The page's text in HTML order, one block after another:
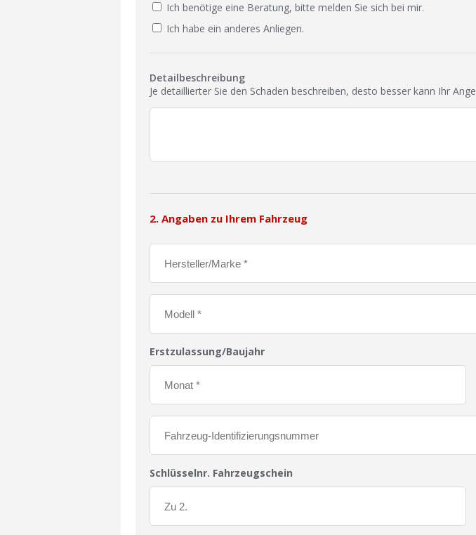
Ich benötige eine Beratung, bitte melden Sie sich bei mir.
Ich habe ein anderes Anliegen.
Detailbeschreibung
Je detaillierter Sie den Schaden beschreiben, desto besser kann Ihr
2. Angaben zu Ihrem Fahrzeug
Erstzulassung/Baujahr
Schlüsselnr. Fahrzeugschein